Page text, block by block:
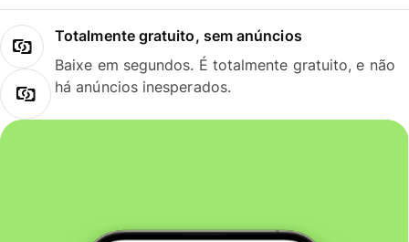
Totalmente gratuito, sem anúncios
Baixe em segundos. É totalmente gratuito, e não
há anúncios inesperados.